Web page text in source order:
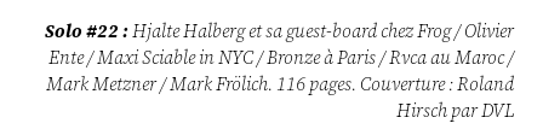
Solo #22 :Hjalte Halberg et sa guest-board chez Frog / Olivier
Ente / Maxi Sciable in NYC / Bronze à Paris / Rvca au Maroc /
Mark Metzner / Mark Frölich. 116 pages. Couverture : Roland
Hirsch par DVL